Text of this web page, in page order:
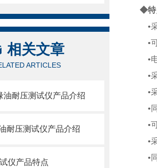
相关文章
ARTICLES
油耐压测试仪产品介绍
耐压测试仪产品介绍
仪产品特点
◆特
•
•
•
•
•
•
•
•
•